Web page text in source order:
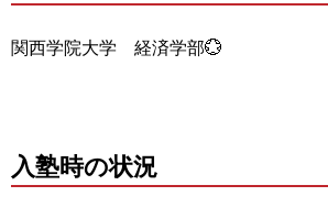
関西学院大学 経済学部💮
入塾時の状況